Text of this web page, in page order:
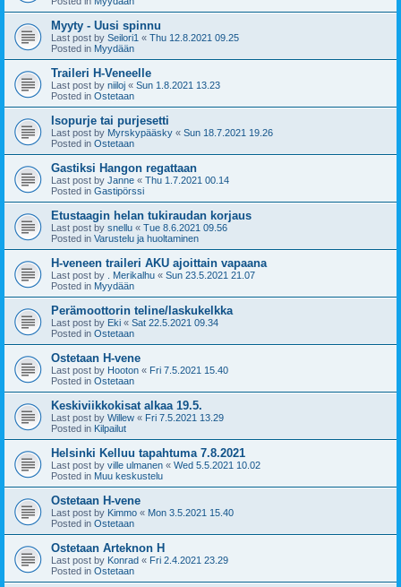
Myyty - Uusi spinnu
Last post by Seilori1 « Thu 12.8.2021 09.25
Posted in Myydään
Traileri H-Veneelle
Last post by niiloj « Sun 1.8.2021 13.23
Posted in Ostetaan
Isopurje tai purjesetti
Last post by Myrskypääsky « Sun 18.7.2021 19.26
Posted in Ostetaan
Gastiksi Hangon regattaan
Last post by Janne « Thu 1.7.2021 00.14
Posted in Gastipörssi
Etustaagin helan tukiraudan korjaus
Last post by snellu « Tue 8.6.2021 09.56
Posted in Varustelu ja huoltaminen
H-veneen traileri AKU ajoittain vapaana
Last post by . Merikalhu « Sun 23.5.2021 21.07
Posted in Myydään
Perämoottorin teline/laskukelkka
Last post by Eki « Sat 22.5.2021 09.34
Posted in Ostetaan
Ostetaan H-vene
Last post by Hooton « Fri 7.5.2021 15.40
Posted in Ostetaan
Keskiviikkokisat alkaa 19.5.
Last post by Willew « Fri 7.5.2021 13.29
Posted in Kilpailut
Helsinki Kelluu tapahtuma 7.8.2021
Last post by ville ulmanen « Wed 5.5.2021 10.02
Posted in Muu keskustelu
Ostetaan H-vene
Last post by Kimmo « Mon 3.5.2021 15.40
Posted in Ostetaan
Ostetaan Arteknon H
Last post by Konrad « Fri 2.4.2021 23.29
Posted in Ostetaan